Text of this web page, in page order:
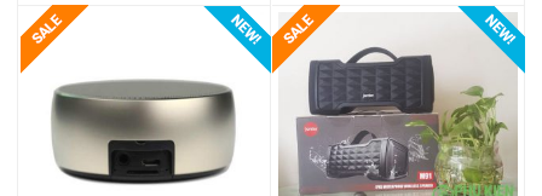
BOX ANDROID TIVI
PHỤ